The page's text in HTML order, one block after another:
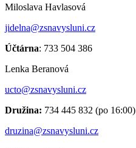
Miloslava Havlasová
jidelna@zsnavysluni.cz
Účtárna: 733 504 386
Lenka Beranová
ucto@zsnavysluni.cz
Družina: 734 445 832 (po 16:00)
druzina@zsnavysluni.cz